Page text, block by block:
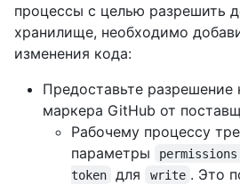
процессы с целью разрешить
хранилище, необходимо
изменения кода:
Предоставьте разрешение
маркера GitHub от
Рабочему процессу
параметры
token
для write . Это